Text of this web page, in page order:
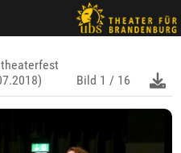
Bild 1 / 16